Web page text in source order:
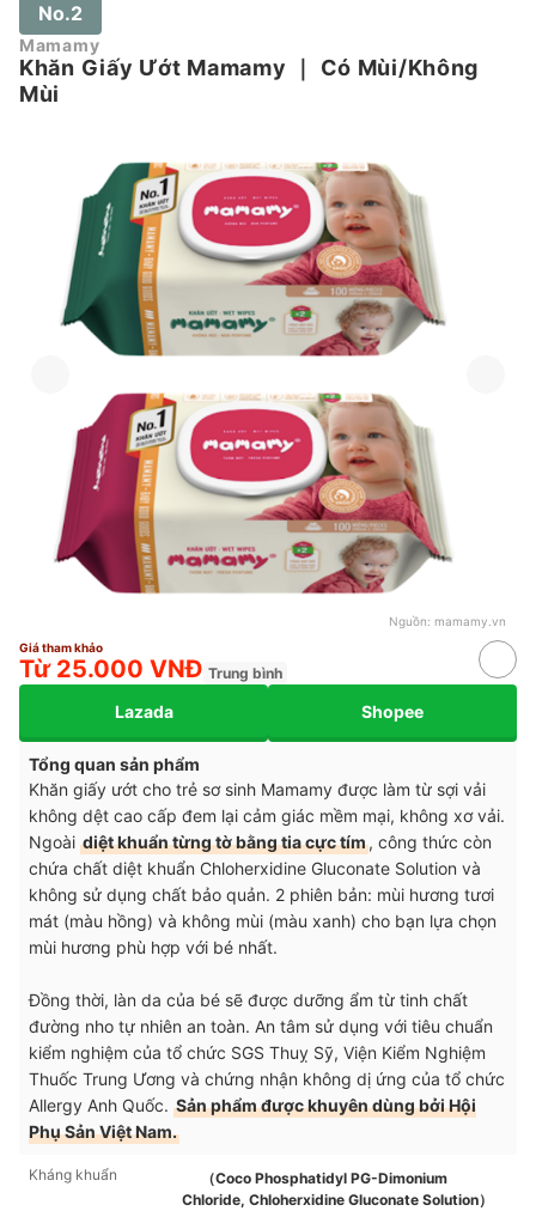
No.2
Mamamy
Khăn Giấy Ướt Mamamy
Có Mùi/Không
Mùi
Nguồn: mamamy.vn
Giá tham khảo
Từ 25.000 VNĐ Trung bình
Lazada Shopee
Tổng quan sản phẩm
Khăn giấy ướt cho trẻ sơ sinh Mamamy được làm từ sợi vải
không dệt cao cấp đem lại cảm giác mềm mại, không xơ vải.
Ngoài diệt khuẩn từng tờ bằng tia cực tím, công thức còn
chứa chất diệt khuẩn Chloherxidine Gluconate Solution và
không sử dụng chất bảo quản. 2 phiên bản: mùi hương tươi
mát (màu hồng) và không mùi (màu xanh) cho bạn lựa chọn
mùi hương phù hợp với bé nhất.
Đồng thời, làn da của bé sẽ được dưỡng ẩm từ tinh chất
đường nho tự nhiên an toàn. An tâm sử dụng với tiêu chuẩn
kiểm nghiệm của tổ chức SGS Thuỵ Sỹ, Viện Kiểm Nghiệm
Thuốc Trung Ương và chứng nhận không dị ứng của tổ chức
Allergy Anh Quốc. Sản phẩm được khuyên dùng bởi Hội
Phụ Sản Việt Nam.
Kháng khuẩn
（Coco Phosphatidyl PG-Dimonium
Chloride, Chloherxidine Gluconate Solution）